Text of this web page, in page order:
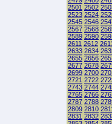
2501 2502
2523 2524
2545 2546
2567 2568
2589 2590
2611 2612
2633 2634
2655 2656
2677 2678
2699 2700
2721 2722
2743 2744
2765 2766
2787 2788
2809 2810
2831 2832